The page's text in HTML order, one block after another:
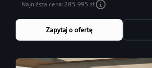
Najniższa cena:285 995 zł
Zapytaj o ofertę